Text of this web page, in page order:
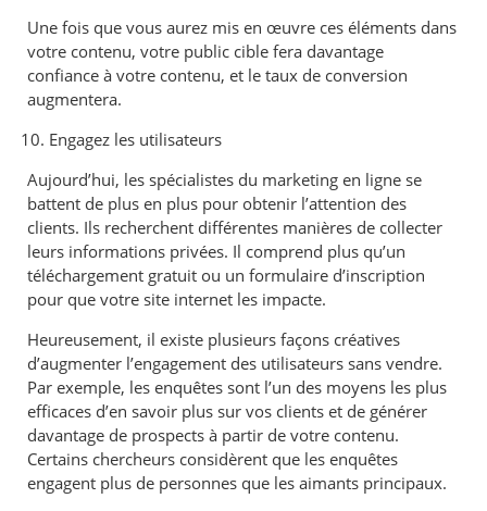
Une fois que vous aurez mis en œuvre ces éléments dans
votre contenu, votre public cible fera davantage
confiance à votre contenu, et le taux de conversion
augmentera.
Engagez les utilisateurs
Aujourd’hui, les spécialistes du marketing en ligne se
battent de plus en plus pour obtenir l’attention des
clients. Ils recherchent différentes manières de collecter
leurs informations privées. Il comprend plus qu’un
téléchargement gratuit ou un formulaire d’inscription
pour que votre site internet les impacte.
Heureusement, il existe plusieurs façons créatives
d’augmenter l’engagement des utilisateurs sans vendre.
Par exemple, les enquêtes sont l’un des moyens les plus
efficaces d’en savoir plus sur vos clients et de générer
davantage de prospects à partir de votre contenu.
Certains chercheurs considèrent que les enquêtes
engagent plus de personnes que les aimants principaux.